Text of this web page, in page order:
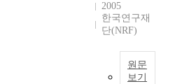
2005
한국연구재
단(NRF)
원문
보기